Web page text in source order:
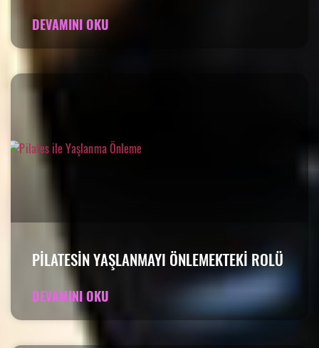
DEVAMINI OKU
PILATESIN YAŞLANMAYI ÖNLEMEKTEKI ROLÜ
DEVAMINI OKU